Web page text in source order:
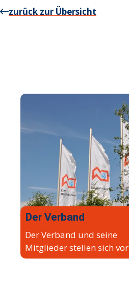
zurück zur Übersicht
Der Verband
Der Verband und seine
Mitglieder stellen sich vor